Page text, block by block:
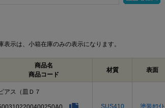
示は、小箱在庫のみの表示になります。
商品名
商品コード
材質 表面
アス（皿Ｄ７
SUS410 塗装ﾎﾜｲﾄ